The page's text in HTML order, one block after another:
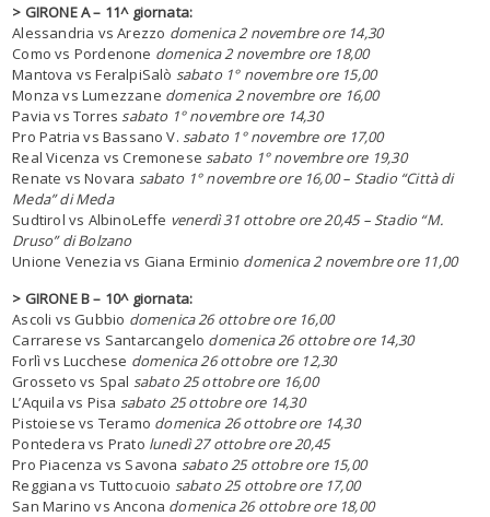
> GIRONE A – 11^ giornata:
Alessandria vs Arezzo domenica 2 novembre ore 14,30
Como vs Pordenone domenica 2 novembre ore 18,00
Mantova vs FeralpiSalò sabato 1° novembre ore 15,00
Monza vs Lumezzane domenica 2 novembre ore 16,00
Pavia vs Torres sabato 1° novembre ore 14,30
Pro Patria vs Bassano V.sabato 1° novembre ore 17,00
Real Vicenza vs Cremonesesabato 1° novembre ore 19,30
Renate vs Novara sabato 1° novembre ore 16,00 – Stadio “Città di
Meda” di Meda
Sudtirol vs AlbinoLeffe venerdì 31 ottobre ore 20,45 – Stadio “M.
Druso” di Bolzano
Unione Venezia vs Giana Erminio domenica 2 novembre ore 11,00
> GIRONE B – 10^ giornata:
Ascoli vs Gubbio domenica 26 ottobre ore 16,00
Carrarese vs Santarcangelo domenica 26 ottobre ore 14,30
Forlì vs Lucchese domenica 26 ottobre ore 12,30
Grosseto vs Spal sabato 25 ottobre ore 16,00
L’Aquila vs Pisa sabato 25 ottobre ore 14,30
Pistoiese vs Teramo domenica 26 ottobre ore 14,30
Pontedera vs Prato lunedì 27 ottobre ore 20,45
Pro Piacenza vs Savona sabato 25 ottobre ore 15,00
Reggiana vs Tuttocuoio sabato 25 ottobre ore 17,00
San Marino vs Ancona domenica 26 ottobre ore 18,00